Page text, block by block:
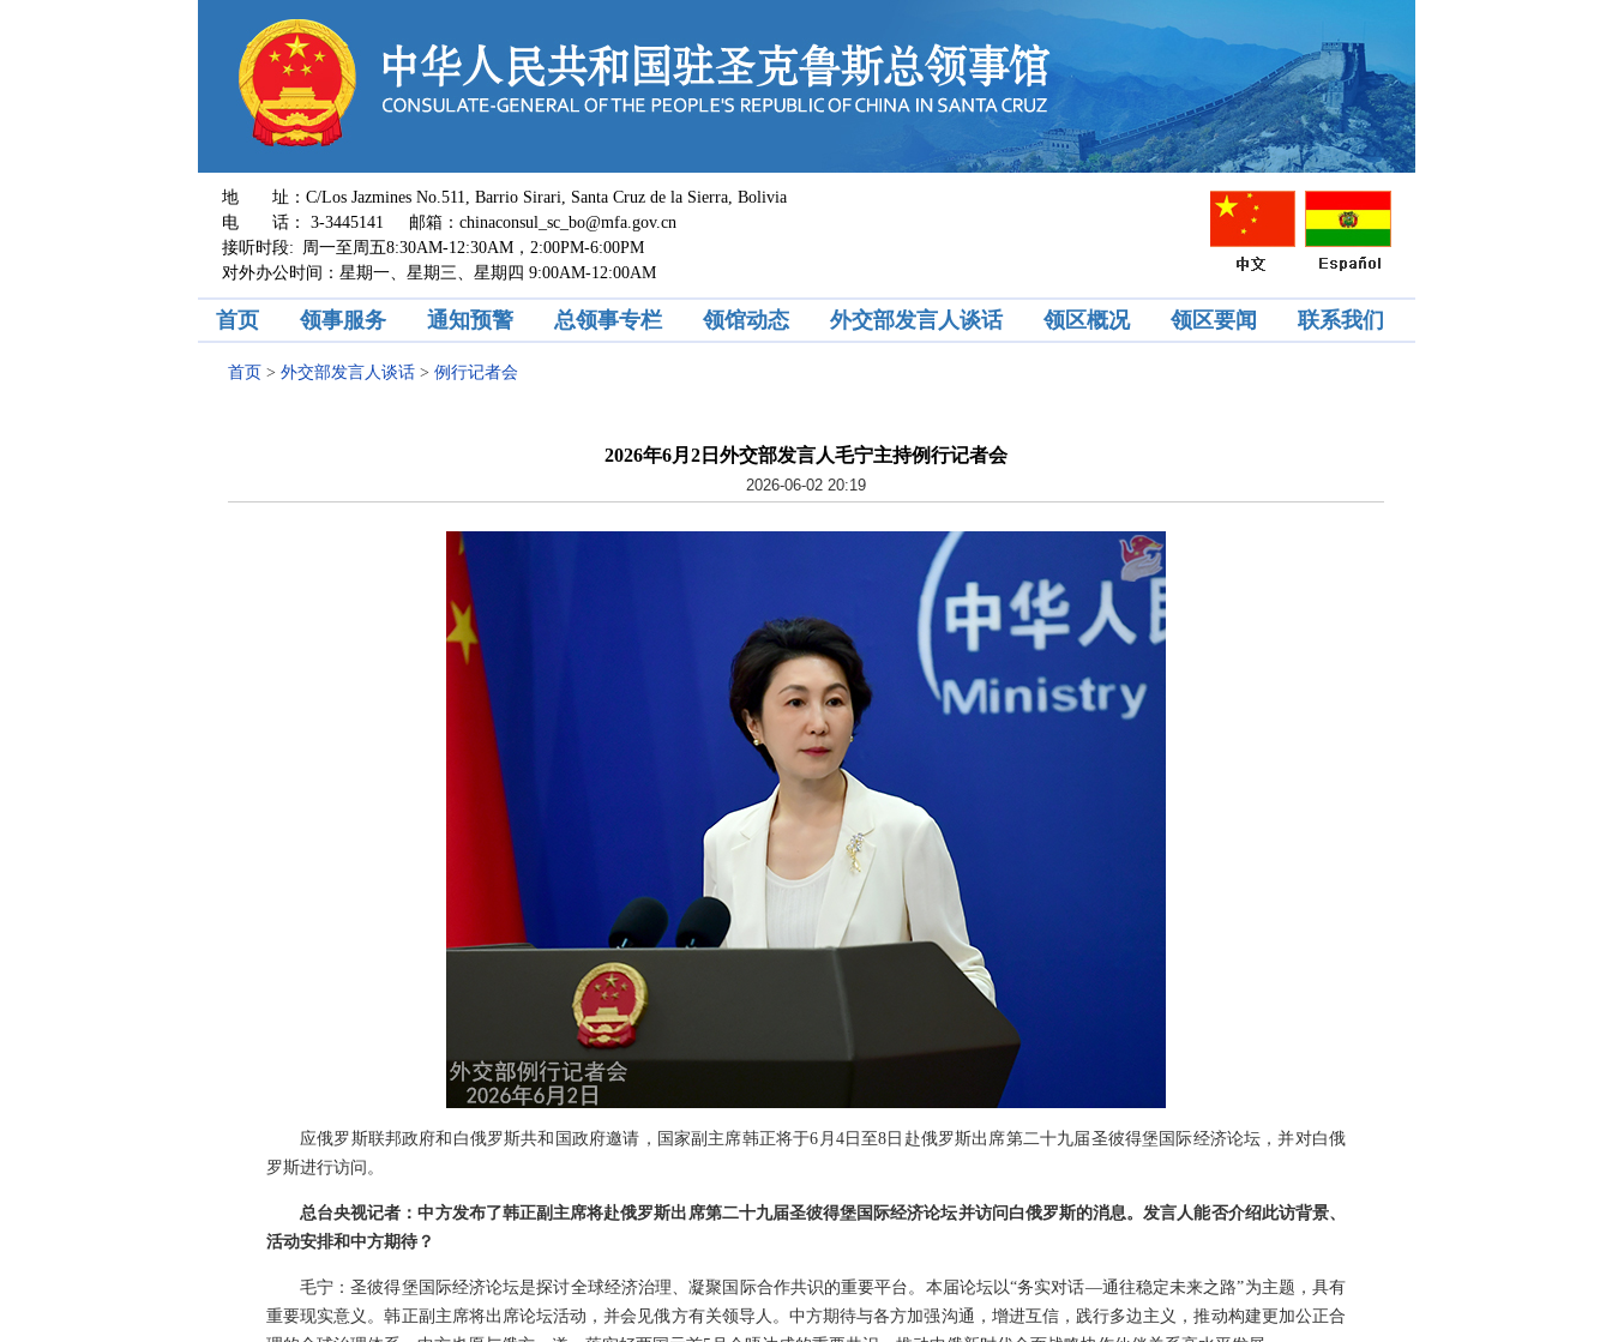
地 址：C/Los Jazmines No.511, Barrio Sirari, Santa Cruz de la Sierra, Bolivia
电 话： 3-3445141 邮箱：chinaconsul_sc_bo@mfa.gov.cn
接听时段: 周一至周五8:30AM-12:30AM，2:00PM-6:00PM
对外办公时间：星期一、星期三、星期四 9:00AM-12:00AM
首页 领事服务 通知预警 总领事专栏 领馆动态 外交部发言人谈话 领区概况 领区要闻 联系我们
首页 > 外交部发言人谈话 > 例行记者会
2026年6月2日外交部发言人毛宁主持例行记者会
2026-06-02 20:19
应俄罗斯联邦政府和白俄罗斯共和国政府邀请，国家副主席韩正将于6月4日至8日赴俄罗斯出席第二十九届圣彼得堡国际经济论坛，并对白俄
罗斯进行访问。
总台央视记者：中方发布了韩正副主席将赴俄罗斯出席第二十九届圣彼得堡国际经济论坛并访问白俄罗斯的消息。发言人能否介绍此访背景、
活动安排和中方期待？
毛宁：圣彼得堡国际经济论坛是探讨全球经济治理、凝聚国际合作共识的重要平台。本届论坛以“务实对话—通往稳定未来之路”为主题，具有
重要现实意义。韩正副主席将出席论坛活动，并会见俄方有关领导人。中方期待与各方加强沟通，增进互信，践行多边主义，推动构建更加公正合